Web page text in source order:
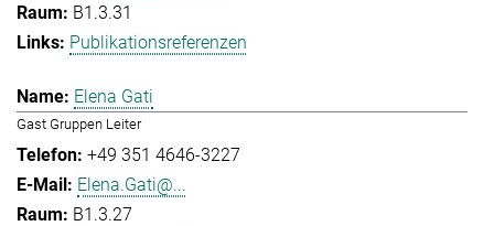
B1.3.31
Publikationsreferenzen
Elena Gati
Gast Gruppen Leiter
+49 351 4646-3227
Elena.Gati@...
B1.3.27